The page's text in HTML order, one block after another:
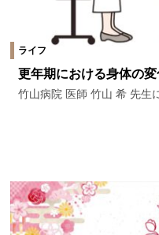
ライフ
更年期における身体の
竹山病院 医師 竹山 希 先生